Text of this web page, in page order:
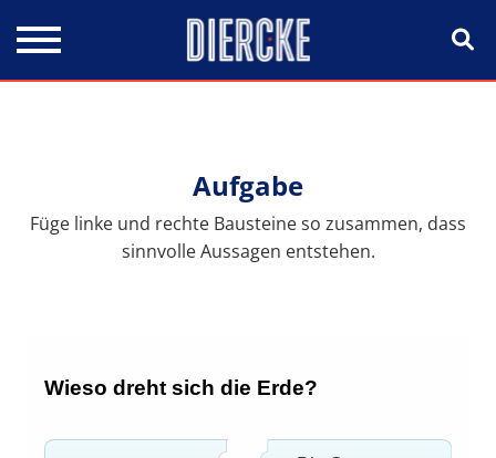
Aufgabe
Füge linke und rechte Bausteine so zusammen, dass
sinnvolle Aussagen entstehen.